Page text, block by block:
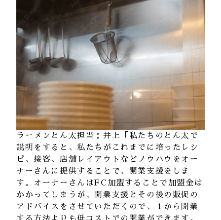
ラーメンとん太担当：井上「私たちのとん太で
説明をすると、私たちがこれまでに培ったレシ
ピ、接客、店舗レイアウトなどノウハウをオー
ナーさんに提供することで、開業支援をしま
す。オーナーさんはFC加盟することで加盟金は
かかってしまうが、開業支援とその後の販促の
アドバイスをさせていただくので、１から開業